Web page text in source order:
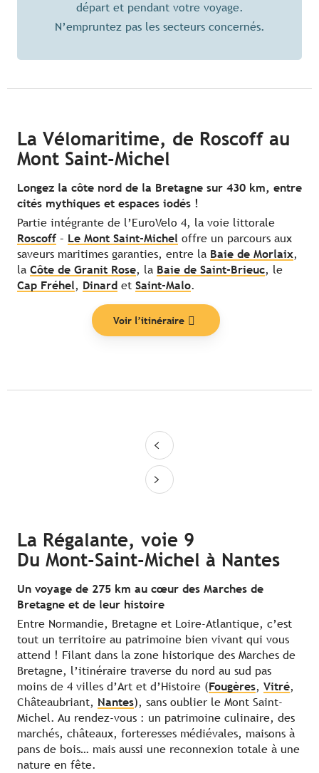
départ et pendant votre voyage.
N’empruntez pas les secteurs concernés.
La Vélomaritime, de Roscoff au
Mont Saint-Michel
Longez la côte nord de la Bretagne sur 430 km, entre
cités mythiques et espaces iodés !
Partie intégrante de l’EuroVelo 4, la voie littorale
Roscoff– Le Mont Saint-Michel offre un parcours aux
saveurs maritimes garanties, entre la Baie de Morlaix,
la Côte de Granit Rose, la Baie de Saint-Brieuc, le
Cap Fréhel, Dinard et Saint-Malo.
Voir l’itinéraire
La Régalante, voie 9
Du Mont-Saint-Michel à Nantes
Un voyage de 275 km au cœur des Marches de
Bretagne et de leur histoire
Entre Normandie, Bretagne et Loire-Atlantique, c’est
tout un territoire au patrimoine bien vivant qui vous
attend ! Filant dans la zone historique des Marches de
Bretagne, l’itinéraire traverse du nord au sud pas
moins de 4 villes d’Art et d’Histoire (Fougères, Vitré,
Châteaubriant, Nantes), sans oublier le Mont Saint-
Michel. Au rendez-vous : un patrimoine culinaire, des
marchés, châteaux, forteresses médiévales, maisons à
pans de bois… mais aussi une reconnexion totale à une
nature en fête.
Nos coups de cœur